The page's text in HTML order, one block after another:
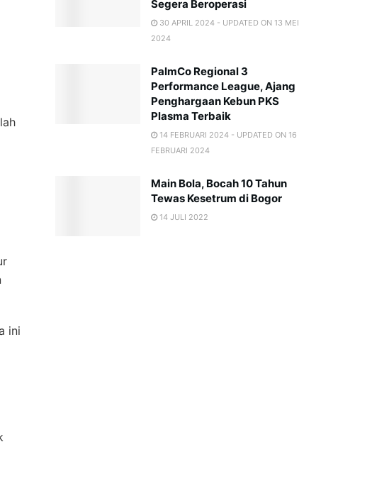
ini
Segera Beroperasi
30 APRIL 2024 - UPDATED ON 13 MEI
2024
PalmCo Regional 3
Performance League, Ajang
Penghargaan Kebun PKS
Plasma Terbaik
14 FEBRUARI 2024 - UPDATED ON 16
FEBRUARI 2024
Main Bola, Bocah 10 Tahun
Tewas Kesetrum di Bogor
14 JULI 2022